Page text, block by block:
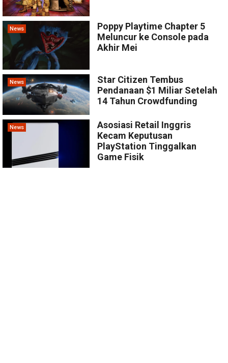
News
Poppy Playtime Chapter 5
Meluncur ke Console pada
Akhir Mei
News
Star Citizen Tembus
Pendanaan $1 Miliar Setelah
14 Tahun Crowdfunding
News
Asosiasi Retail Inggris
Kecam Keputusan
PlayStation Tinggalkan
Game Fisik